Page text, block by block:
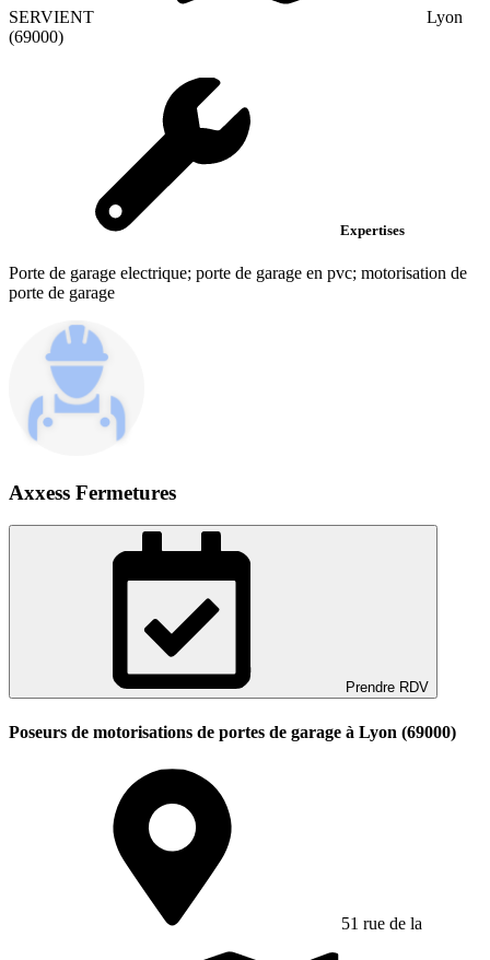
SERVIENT
Lyon
(69000)
Expertises
Porte de garage electrique; porte de garage en pvc; motorisation de
porte de garage
Axxess Fermetures
Prendre RDV
Poseurs de motorisations de portes de garage à Lyon (69000)
51 rue de la